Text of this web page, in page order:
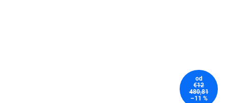
od
€12
480,81
–11 %